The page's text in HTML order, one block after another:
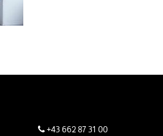
+43 662 87 31 00